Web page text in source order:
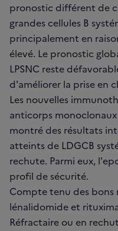
pronostic différent de
grandes cellules B
principalement en
élevé. Le pronostic
LPSNC reste
d'améliorer la prise en
Les nouvelles
anticorps
montré des résultats
atteints de LDGCB
rechute. Parmi eux,
profil de sécurité.
Compte tenu des bons
lénalidomide et
Réfractaire ou en